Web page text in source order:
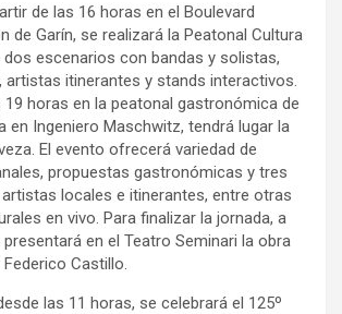
de las 16 horas en el Boulevard
de Garín, se realizará la Peatonal Cultura
dos escenarios con bandas y solistas,
artistas itinerantes y stands interactivos.
horas en la peatonal gastronómica de
en Ingeniero Maschwitz, tendrá lugar la
El evento ofrecerá variedad de
propuestas gastronómicas y tres
locales e itinerantes, entre otras
en vivo. Para finalizar la jornada, a
en el Teatro Seminari la obra
Federico Castillo.
las 11 horas, se celebrará el 125º